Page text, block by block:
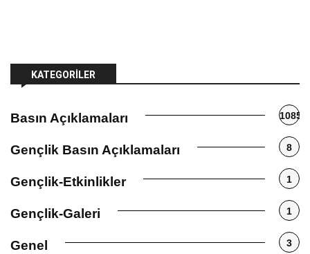
KATEGORILER
Basın Açıklamaları 1085
Gençlik Basın Açıklamaları 8
Gençlik-Etkinlikler 1
Gençlik-Galeri 1
Genel 3